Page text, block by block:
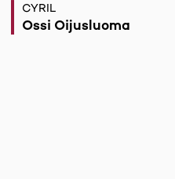
CYRIL
Ossi Oijusluoma